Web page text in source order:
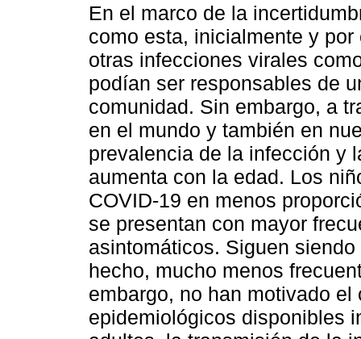
En el marco de la
como esta, inicialmente y
otras infecciones virales
podían ser responsables de
comunidad. Sin embargo, a
en el mundo y también en
prevalencia de la infección y
aumenta con la edad. Los
COVID-19 en menos
se presentan con mayor
asintomáticos. Siguen
hecho, mucho menos
embargo, no han motivado
epidemiológicos disponibles